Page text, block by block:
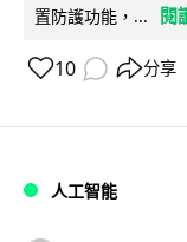
置防護功能，...
閱
10 分享
人工智能